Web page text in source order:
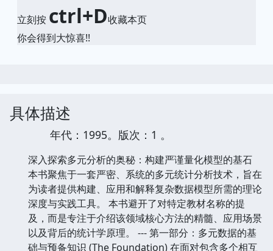
立刻按 ctrl+D收藏本页
你会得到大惊喜!!
具体描述
年代：1995。版次：1 。
深入探索多元分析的奥秘：构建严谨量化模型的基石
本书聚焦于一套严密、系统的多元统计分析技术，旨在
为读者提供构建、应用和解释复杂数据模型所需的理论
深度与实践工具。 本书避开了对特定教材名称的提
及，而是专注于介绍该领域核心方法的精髓、应用场景
以及背后的统计学原理。 --- 第一部分：多元数据的基
础与预备知识 (The Foundation) 在面对包含多个相互